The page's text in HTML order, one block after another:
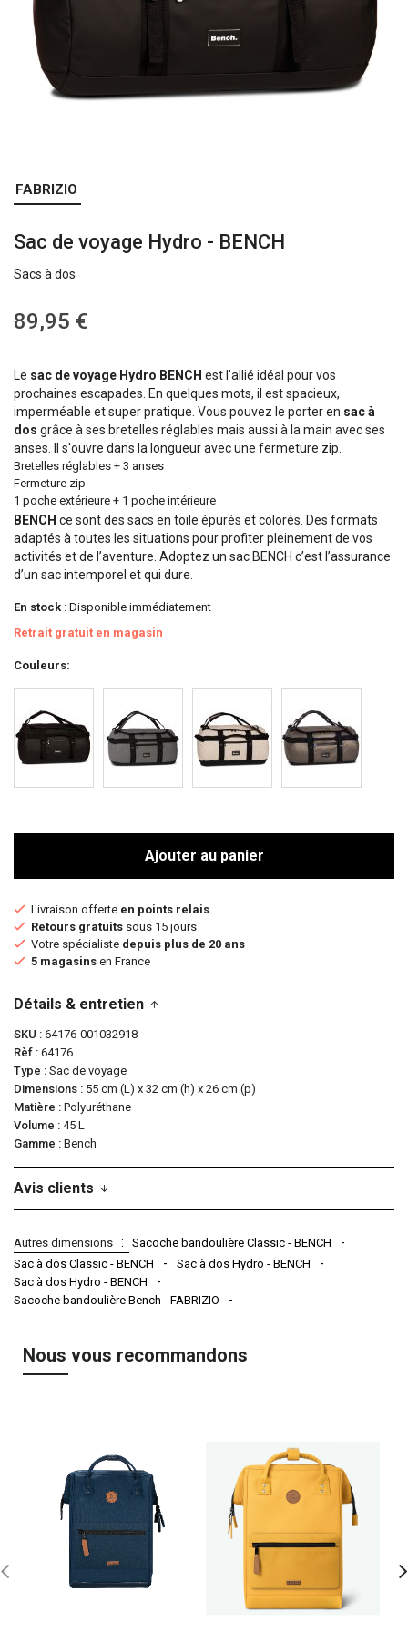
Skip
to
beginning
the
gallery
FABRIZIO
Sac de voyage Hydro - BENCH
Sacs à dos
89,95 €
Le sac de voyage Hydro BENCH est l'allié idéal pour vos
prochaines escapades. En quelques mots, il est spacieux,
imperméable et super pratique. Vous pouvez le porter en sac à
dos grâce à ses bretelles réglables mais aussi à la main avec ses
anses. Il s'ouvre dans la longueur avec une fermeture zip.
Bretelles réglables + 3 anses
Fermeture zip
1 poche extérieure + 1 poche intérieure
BENCH ce sont des sacs en toile épurés et colorés. Des formats
adaptés à toutes les situations pour profiter pleinement de vos
activités et de l’aventure. Adoptez un sac BENCH c’est l’assurance
d’un sac intemporel et qui dure.
En stock : Disponible immédiatement
Retrait gratuit en magasin
Couleurs
Ajouter au panier
Livraison offerte en points relais
Retours gratuits sous 15 jours
Votre spécialiste depuis plus de 20 ans
5 magasins en France
Détails & entretien
SKU
64176-001032918
Rèf 64176
Type
Sac de voyage
Dimensions
55 cm (L) x 32 cm (h) x 26 cm (p)
Matière
Polyuréthane
Volume
45 L
Gamme
Bench
Avis clients
Autres dimensions
Sacoche bandoulière Classic - BENCH
Sac à dos Classic - BENCH
Sac à dos Hydro - BENCH
Sac à dos Hydro - BENCH
Sacoche bandoulière Bench - FABRIZIO
Nous vous recommandons